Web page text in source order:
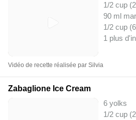
1/2 cup
90 ml
1/2 cup
1 plus
Vidéo de recette réalisée par Silvia
Zabaglione Ice Cream
6 yolks
1/2 cup